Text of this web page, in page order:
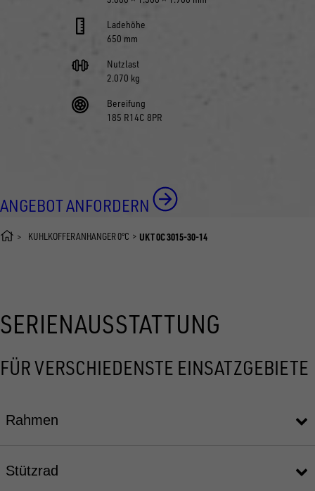
Ladehöhe
650 mm
Nutzlast
2.070 kg
Bereifung
185 R14C 8PR
ANGEBOT ANFORDERN
KÜHLKOFFERANHÄNGER 0°C UKT 0C 3015-30-14
SERIENAUSSTATTUNG
FÜR VERSCHIEDENSTE EINSATZGEBIETE
Rahmen
Stützrad